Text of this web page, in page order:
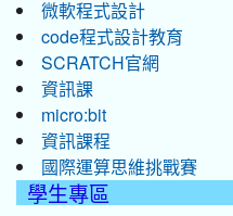
微軟程式設計
code程式設計教育
SCRATCH官網
資訊課
micro:bit
資訊課程
國際運算思維挑戰賽
學生專區